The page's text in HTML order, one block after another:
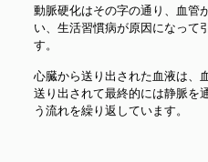
動脈硬化はその字の通り、血管
い、生活習慣病が原因になって
す。
心臓から送り出された血液は、
送り出されて最終的には静脈を
う流れを繰り返しています。